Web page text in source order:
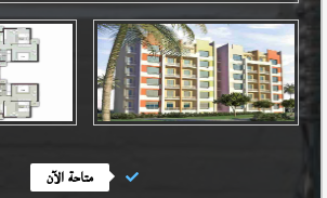
متاحة الآن